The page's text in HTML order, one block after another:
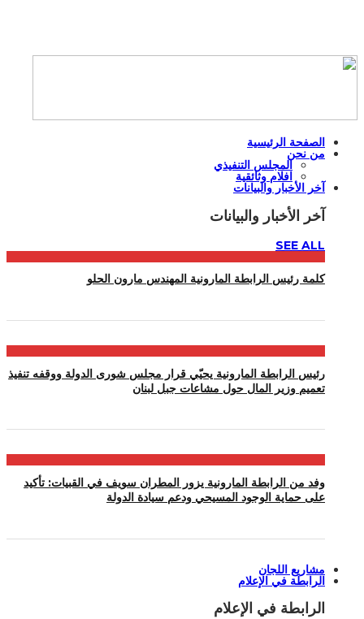
الصفحة الرئيسية
من نحن
المجلس التنفيذي
افلام وثائقية
آخر الأخبار والبيانات
آخر الأخبار والبيانات
SEE ALL
كلمة رئيس الرابطة المارونية المهندس مارون الحلو
رئيس الرابطة المارونية يحيّي قرار مجلس شورى الدولة ووقفه تنفيذ
تعميم وزير المال حول مشاعات جبل لبنان
وفد من الرابطة المارونية يزور المطران سويف في القبيات: تأكيد
على حماية الوجود المسيحي ودعم سيادة الدولة
مشاريع اللجان
الرابطة في الإعلام
الرابطة في الإعلام